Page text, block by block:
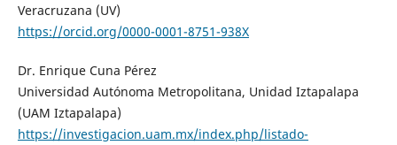
Veracruzana (UV)
https://orcid.org/0000-0001-8751-938X
Dr. Enrique Cuna Pérez
Universidad Autónoma Metropolitana, Unidad Iztapalapa
(UAM Iztapalapa)
https://investigacion.uam.mx/index.php/listado-